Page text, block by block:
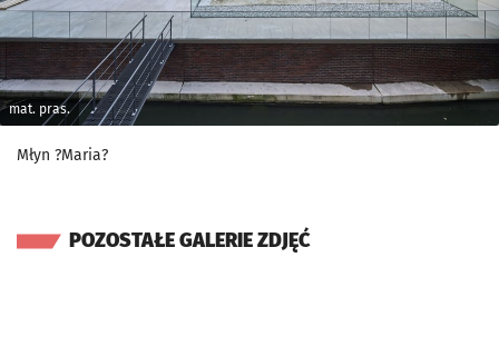
mat. pras.
Młyn ?Maria?
POZOSTAŁE GALERIE ZDJĘĆ